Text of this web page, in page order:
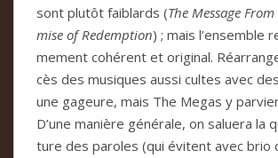
sont plu­tôt fai­blards (The Mes­sage
mise of Redemp­tion) ; mais
me­ment cohé­rent et ori­gi­nal.
cès des musi­ques aussi cul­tes avec
une gageure, mais The Megas y
D’une manière géné­rale, on saluera la
ture des paro­les (qui évi­tent avec brio